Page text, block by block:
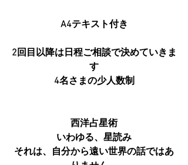
A4テキスト付き
2回目以降は日程ご相談で決めていきま
す
4名さまの少人数制
西洋占星術
いわゆる、星読み
それは、自分から遠い世界の話ではあ